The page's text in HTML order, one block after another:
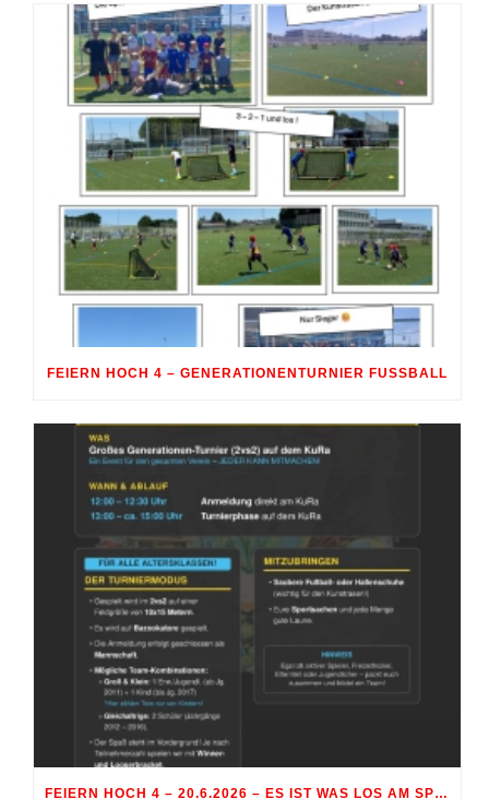
FEIERN HOCH 4 – GENERATIONENTURNIER FUSSBALL
FEIERN HOCH 4 – 20.6.2026 – ES IST WAS LOS AM SPORTGELÄNDE RÖHRMOOS